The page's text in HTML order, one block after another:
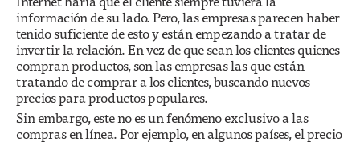
información de su lado. Pero, las empresas parecen haber
tenido suficiente de esto y están empezando a tratar de
invertir la relación. En vez de que sean los clientes quienes
compran productos, son las empresas las que están
tratando de comprar a los clientes, buscando nuevos
precios para productos populares.
Sin embargo, este no es un fenómeno exclusivo a las
compras en línea. Por ejemplo, en algunos países, el precio